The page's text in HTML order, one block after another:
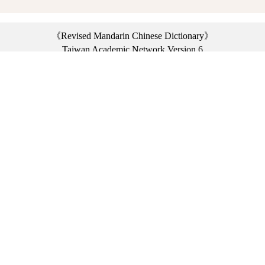
《Revised Mandarin Chinese Dictionary》
Taiwan Academic Network Version 6